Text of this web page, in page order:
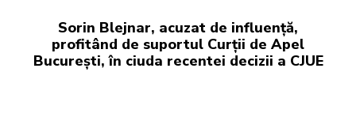
Sorin Blejnar, acuzat de influență,
profitând de suportul Curții de Apel
București, în ciuda recentei decizii a CJUE